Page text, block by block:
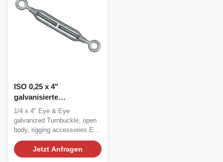
ISO 0,25 x 4"
galvanisierte
Hochleistungsspannvorrichtung
1/4 x 4" Eye & Eye
galvanized Turnbuckle, open
body, rigging accessories Eye
& Eye...
Jetzt Anfragen